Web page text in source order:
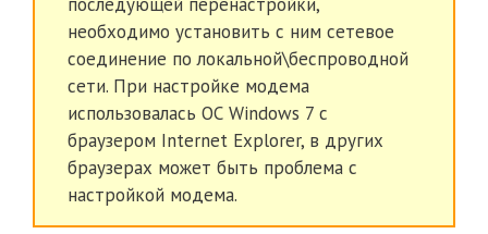
необходимо установить с ним сетевое
соединение по локальной\беспроводной
сети. При настройке модема
использовалась ОС Windows 7 с
браузером Internet Explorer, в других
браузерах может быть проблема с
настройкой модема.